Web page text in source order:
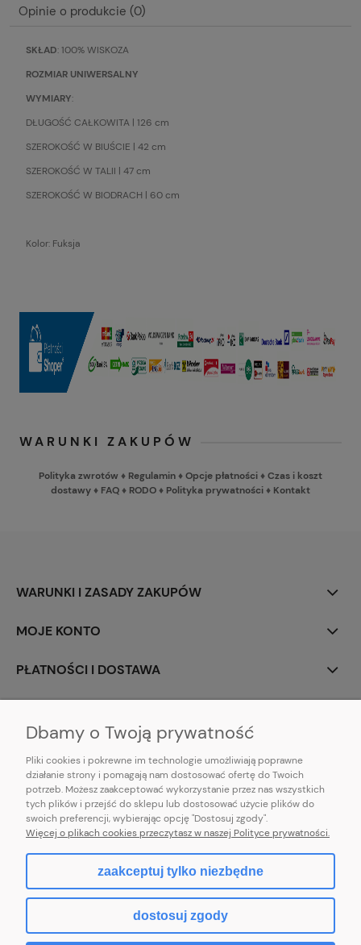
Opinie o produkcie (0)
SKŁAD: 100% WISKOZA
ROZMIAR UNIWERSALNY
WYMIARY:
DŁUGOŚĆ CAŁKOWITA | 126 cm
SZEROKOŚĆ W BIUŚCIE | 42 cm
SZEROKOŚĆ W TALII | 47 cm
SZEROKOŚĆ W BIODRACH | 60 cm
Kolor: Fuksja
WARUNKI ZAKUPÓW
Polityka zwrotów ♦ Regulamin♦Opcje płatności♦Czas i koszt
dostawy♦ FAQ♦ RODO♦ Polityka prywatności♦ Kontakt
WARUNKI I ZASADY ZAKUPÓW
MOJE KONTO
PŁATNOŚCI I DOSTAWA
E-mail:pl101sukienek@gmail.com
101sukienek.pl
ul. Piotrkowska 317/11, Łódź 93-035, woj. łódzkie
pokaż pełną wersję strony
Sklep internetowy Shoper.pl
Dbamy o Twoją prywatność
Pliki cookies i pokrewne im technologie umożliwiają poprawne
działanie strony i pomagają nam dostosować ofertę do Twoich
potrzeb. Możesz zaakceptować wykorzystanie przez nas wszystkich
tych plików i przejść do sklepu lub dostosować użycie plików do
swoich preferencji, wybierając opcję "Dostosuj zgody".
Więcej o plikach cookies przeczytasz w naszej Polityce prywatności.
zaakceptuj tylko niezbędne
dostosuj zgody